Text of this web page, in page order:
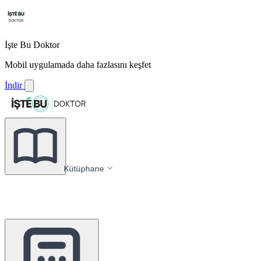
İşte Bu Doktor
Mobil uygulamada daha fazlasını keşfet
İndir
Kütüphane